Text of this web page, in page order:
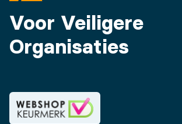
Voor Veiligere
Organisaties